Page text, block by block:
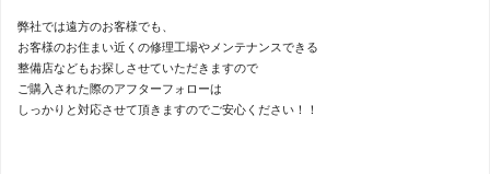
弊社では遠方のお客様でも、
お客様のお住まい近くの修理工場やメンテナンスできる
整備店などもお探しさせていただきますので
ご購入された際のアフターフォローは
しっかりと対応させて頂きますのでご安心ください！！